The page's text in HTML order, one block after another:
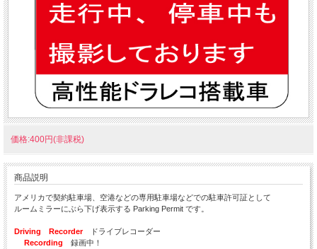
価格:400円(非課税)
商品説明
アメリカで契約駐車場、空港などの専用駐車場などでの駐車許可証として
ルームミラーにぶら下げ表示する Parking Permit です。
Driving Recorderドライブレコーダー
Recording 録画中！